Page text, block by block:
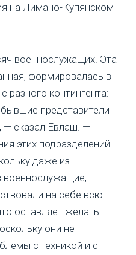
на Лимано-Купянском
военнослужащих. Эта
формировалась в
разного контингента:
представители
— сказал Евлаш. —
этих подразделений
даже из
военнослужащие,
на себе всю
оставляет желать
они не
с техникой и с